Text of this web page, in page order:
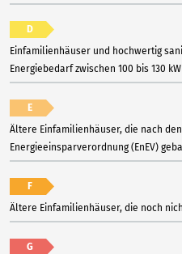
D
Einfamilienhäuser und hochwertig
Energiebedarf zwischen 100 bis 130
E
Ältere Einfamilienhäuser, die nach
Energieeinsparverordnung (EnEV)
F
Ältere Einfamilienhäuser, die noch
G